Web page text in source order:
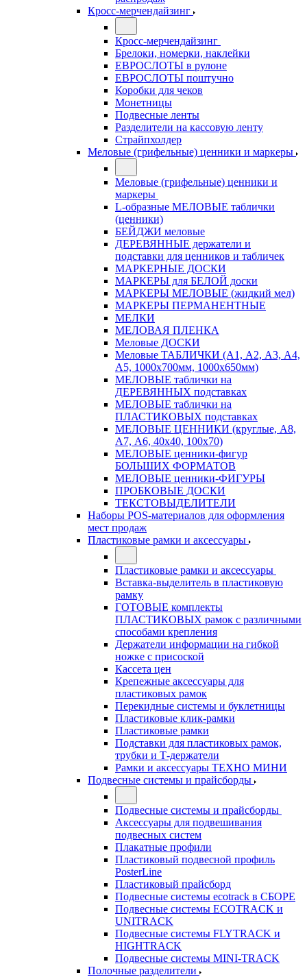
Кросс-мерчендайзинг
Кросс-мерчендайзинг
Брелоки, номерки, наклейки
ЕВРОСЛОТЫ в рулоне
ЕВРОСЛОТЫ поштучно
Коробки для чеков
Монетницы
Подвесные ленты
Разделители на кассовую ленту
Страйпхолдер
Меловые (грифельные) ценники и маркеры
Меловые (грифельные) ценники и
маркеры
L-образные МЕЛОВЫЕ таблички
(ценники)
БЕЙДЖИ меловые
ДЕРЕВЯННЫЕ держатели и
подставки для ценников и табличек
МАРКЕРНЫЕ ДОСКИ
МАРКЕРЫ для БЕЛОЙ доски
МАРКЕРЫ МЕЛОВЫЕ (жидкий мел)
МАРКЕРЫ ПЕРМАНЕНТНЫЕ
МЕЛКИ
МЕЛОВАЯ ПЛЕНКА
Меловые ДОСКИ
Меловые ТАБЛИЧКИ (А1, А2, А3, А4,
А5, 1000х700мм, 1000х650мм)
МЕЛОВЫЕ таблички на
ДЕРЕВЯННЫХ подставках
МЕЛОВЫЕ таблички на
ПЛАСТИКОВЫХ подставках
МЕЛОВЫЕ ЦЕННИКИ (круглые, А8,
А7, А6, 40х40, 100х70)
МЕЛОВЫЕ ценники-фигур
БОЛЬШИХ ФОРМАТОВ
МЕЛОВЫЕ ценники-ФИГУРЫ
ПРОБКОВЫЕ ДОСКИ
ТЕКСТОВЫДЕЛИТЕЛИ
Наборы POS-материалов для оформления
мест продаж
Пластиковые рамки и аксессуары
Пластиковые рамки и аксессуары
Вставка-выделитель в пластиковую
рамку
ГОТОВЫЕ комплекты
ПЛАСТИКОВЫХ рамок с различными
способами крепления
Держатели информации на гибкой
ножке с присоской
Кассета цен
Крепежные аксессуары для
пластиковых рамок
Перекидные системы и буклетницы
Пластиковые клик-рамки
Пластиковые рамки
Подставки для пластиковых рамок,
трубки и Т-держатели
Рамки и аксессуары ТЕХНО МИНИ
Подвесные системы и прайсборды
Подвесные системы и прайсборды
Аксессуары для подвешивания
подвесных систем
Плакатные профили
Пластиковый подвесной профиль
PosterLine
Пластиковый прайсборд
Подвесные системы ecotrack в СБОРЕ
Подвесные системы ECOTRACK и
UNITRACK
Подвесные системы FLYTRACK и
HIGHTRACK
Подвесные системы MINI-TRACK
Полочные разделители